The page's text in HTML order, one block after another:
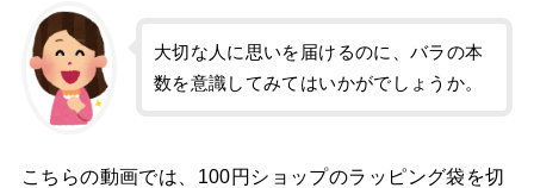
大切な人に思いを届けるのに、バラの本
数を意識してみてはいかがでしょうか。
こちらの動画では、100円ショップのラッピング袋を切